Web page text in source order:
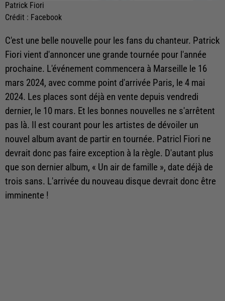
Patrick Fiori
Crédit : Facebook
C'est une belle nouvelle pour les fans du chanteur. Patrick
Fiori vient d'annoncer une grande tournée pour l'année
prochaine. L'événement commencera à Marseille le 16
mars 2024, avec comme point d'arrivée Paris, le 4 mai
2024. Les places sont déjà en vente depuis vendredi
dernier, le 10 mars. Et les bonnes nouvelles ne s'arrêtent
pas là. Il est courant pour les artistes de dévoiler un
nouvel album avant de partir en tournée. Patricl Fiori ne
devrait donc pas faire exception à la règle. D'autant plus
que son dernier album, « Un air de famille », date déjà de
trois sans. L'arrivée du nouveau disque devrait donc être
imminente !